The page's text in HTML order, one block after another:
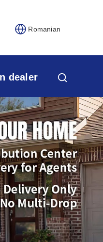
Romanian
dealer